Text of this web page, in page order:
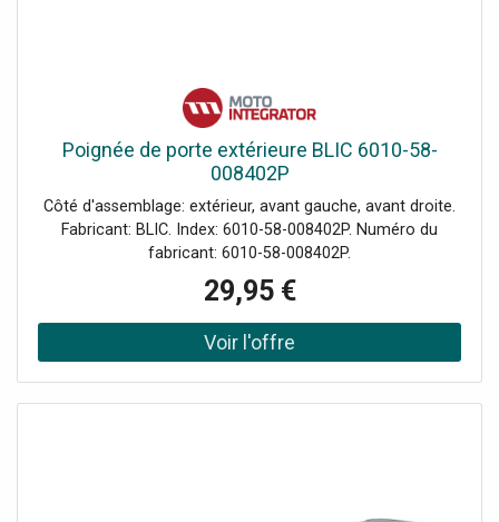
Poignée de porte extérieure BLIC 6010-58-
008402P
Côté d'assemblage: extérieur, avant gauche, avant droite.
Fabricant: BLIC. Index: 6010-58-008402P. Numéro du
fabricant: 6010-58-008402P.
29,95 €